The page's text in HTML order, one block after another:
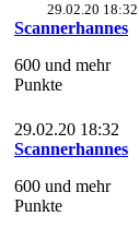
29.02.20 18:32
Scannerhannes
600 und mehr
Punkte
29.02.20 18:32
Scannerhannes
600 und mehr
Punkte